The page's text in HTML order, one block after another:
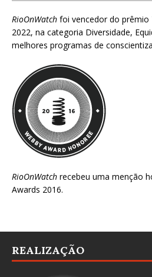
RioOnWatch foi vencedor do prêmio
2022, na categoria Diversidade,
melhores programas de
RioOnWatch recebeu uma menção
Awards 2016.
REALIZAÇÃO